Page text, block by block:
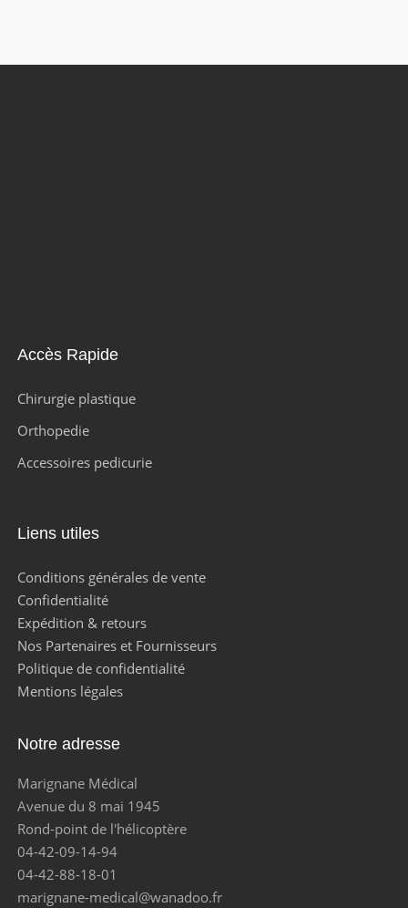
Accès Rapide
Chirurgie plastique
Orthopedie
Accessoires pedicurie
Liens utiles
Conditions générales de vente
Confidentialité
Expédition & retours
Nos Partenaires et Fournisseurs
Politique de confidentialité
Mentions légales
Notre adresse
Marignane Médical
Avenue du 8 mai 1945
Rond-point de l'hélicoptère
04-42-09-14-94
04-42-88-18-01
marignane-medical@wanadoo.fr